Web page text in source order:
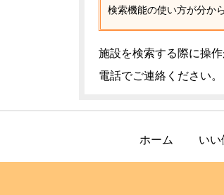
検索機能の使い方が分か
施設を検索する際に操作
電話でご連絡ください。
ホーム いい